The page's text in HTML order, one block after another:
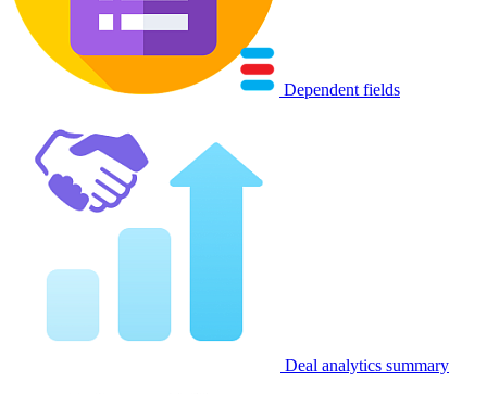
Dependent fields
Deal analytics summary